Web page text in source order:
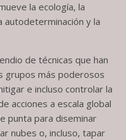
la ecología, la
autodeterminación y la
de técnicas que han
grupos más poderosos
e incluso controlar la
acciones a escala global
punta para diseminar
nubes o, incluso, tapar